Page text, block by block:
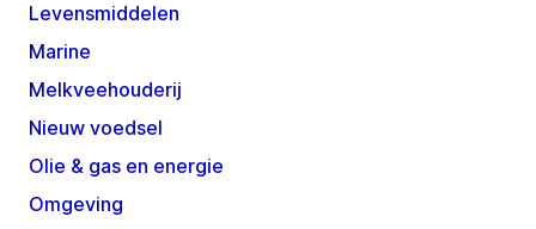
Levensmiddelen
Marine
Melkveehouderij
Nieuw voedsel
Olie & gas en energie
Omgeving